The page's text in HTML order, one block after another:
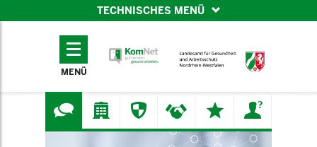
TECHNISCHES MENÜ
TECHNISCHES
MENÜ